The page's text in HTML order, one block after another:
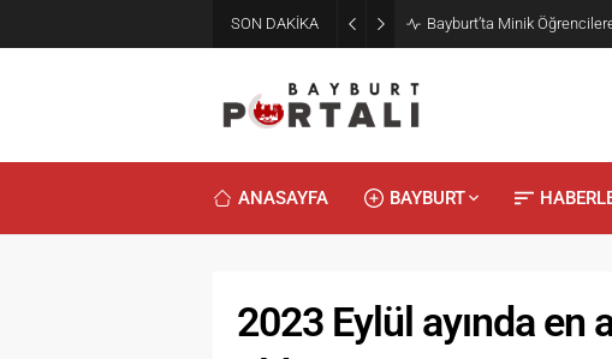
SON DAKİKA Bayburt’ta Minik
ANASAYFA BAYBURT
2023 Eylül ayında en